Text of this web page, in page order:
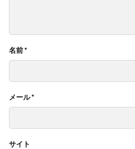
名前*
メール*
サイト